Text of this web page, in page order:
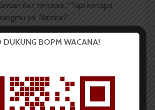
ikut tertawa. “Tapi kenapa
ya, Namira?”
Lalu ada hening sejenak.
bisik Damian.
DUKUNG BOPM WACANA!